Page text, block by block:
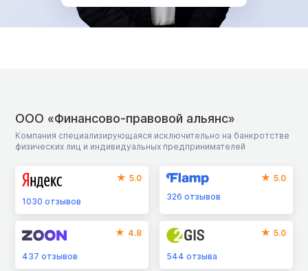
ООО «Финансово-правовой альянс»
Компания специализирующаяся исключительно на банкротстве
физических лиц и индивидуальных предпринимателей
5.0
1030 отзывов
5.0
326отзывов
4.8
437 отзывов
5.0
544отзыва